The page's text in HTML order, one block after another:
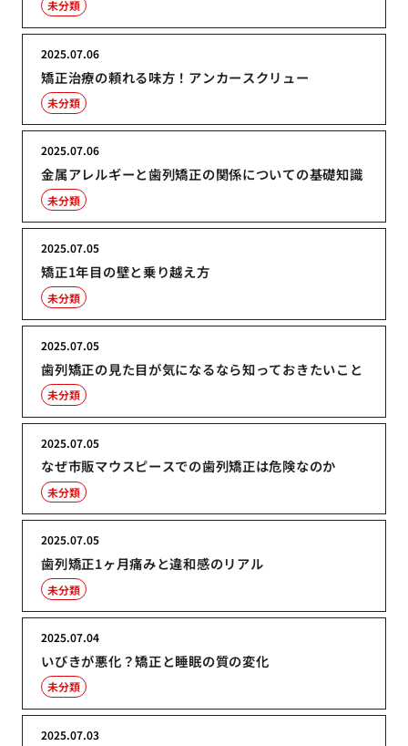
未分類
矯正治療の頼れる味方！アンカースクリュー
2025.07.06
未分類
金属アレルギーと歯列矯正の関係についての基礎知識
2025.07.06
未分類
矯正1年目の壁と乗り越え方
2025.07.05
未分類
歯列矯正の見た目が気になるなら知っておきたいこと
2025.07.05
未分類
なぜ市販マウスピースでの歯列矯正は危険なのか
2025.07.05
未分類
歯列矯正1ヶ月痛みと違和感のリアル
2025.07.05
未分類
いびきが悪化？矯正と睡眠の質の変化
2025.07.04
未分類
2025.07.03